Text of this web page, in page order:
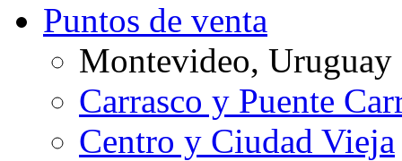
Puntos de venta
Montevideo, Uruguay
Carrasco y Puente
Centro y Ciudad Vieja